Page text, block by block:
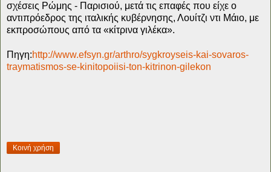
σχέσεις Ρώμης - Παρισιού, μετά τις επαφές που είχε ο
αντιπρόεδρος της ιταλικής κυβέρνησης, Λουίτζι ντι Μάιο, με
εκπροσώπους από τα «κίτρινα γιλέκα».
Πηγη:http://www.efsyn.gr/arthro/sygkroyseis-kai-sovaros-
traymatismos-se-kinitopoiisi-ton-kitrinon-gilekon
Κοινή χρήση